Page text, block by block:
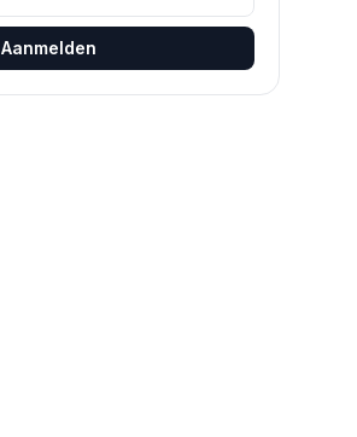
Aanmelden